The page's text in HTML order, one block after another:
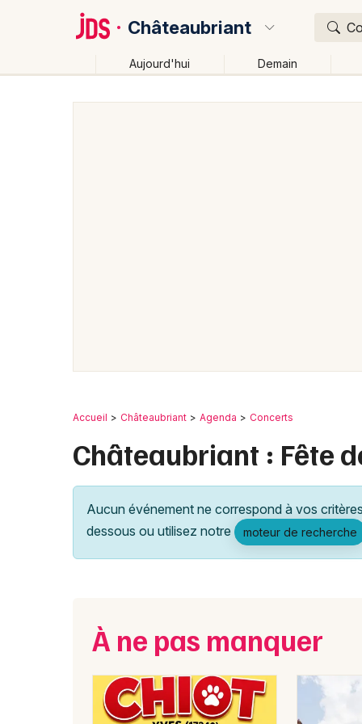
Châteaubriant
Aujourd'hui Demain
Accueil Châteaubriant Agenda Concerts
Châteaubriant : Fête
Aucun événement ne correspond à vos
dessous ou utilisez notre
moteur de recherche
À ne pas manquer